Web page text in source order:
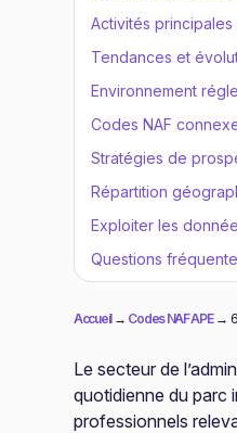
Activités
Tendances et
Environnement
Codes NAF
Stratégies de
Répartition
Exploiter les
Questions
Accueil→ Codes NAF APE→
Le secteur de
quotidienne du parc
professionnels